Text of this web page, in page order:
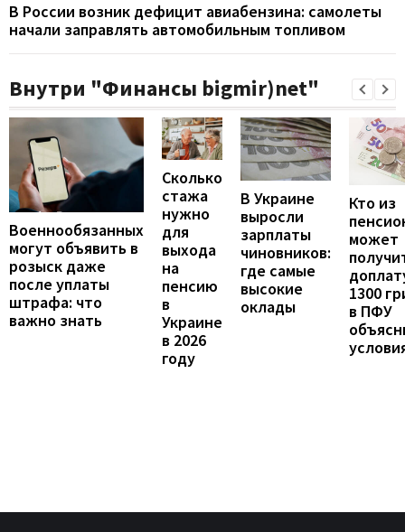
В России возник дефицит авиабензина: самолеты
начали заправлять автомобильным топливом
Внутри "Финансы bigmir)net"
Военнообязанных
могут объявить в
розыск даже
после уплаты
штрафа: что
важно знать
Сколько
стажа
нужно
для
выхода
на
пенсию
в
Украине
в 2026
году
В Украине
выросли
зарплаты
чиновников:
где самые
высокие
оклады
Кто из
может
1300
в ПФУ